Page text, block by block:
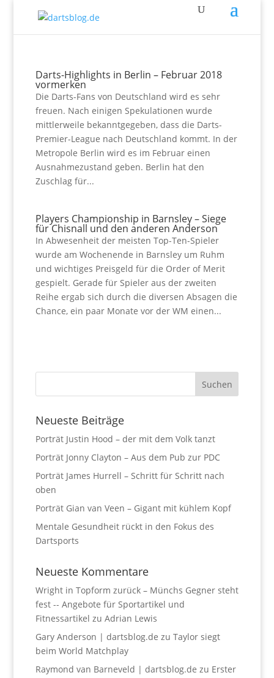
Darts-Highlights in Berlin – Februar 2018
vormerken
Die Darts-Fans von Deutschland wird es sehr
freuen. Nach einigen Spekulationen wurde
mittlerweile bekanntgegeben, dass die Darts-
Premier-League nach Deutschland kommt. In der
Metropole Berlin wird es im Februar einen
Ausnahmezustand geben. Berlin hat den
Zuschlag für...
Players Championship in Barnsley – Siege
für Chisnall und den anderen Anderson
In Abwesenheit der meisten Top-Ten-Spieler
wurde am Wochenende in Barnsley um Ruhm
und wichtiges Preisgeld für die Order of Merit
gespielt. Gerade für Spieler aus der zweiten
Reihe ergab sich durch die diversen Absagen die
Chance, ein paar Monate vor der WM einen...
Neueste Beiträge
Porträt Justin Hood – der mit dem Volk tanzt
Porträt Jonny Clayton – Aus dem Pub zur PDC
Porträt James Hurrell – Schritt für Schritt nach
oben
Porträt Gian van Veen – Gigant mit kühlem Kopf
Mentale Gesundheit rückt in den Fokus des
Dartsports
Neueste Kommentare
Wright in Topform zurück – Münchs Gegner steht
fest -- Angebote für Sportartikel und
Fitnessartikel zu Adrian Lewis
Gary Anderson | dartsblog.de zu Taylor siegt
beim World Matchplay
Raymond van Barneveld | dartsblog.de zu Erster